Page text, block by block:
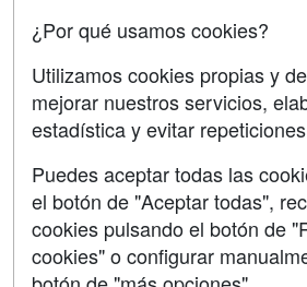
Copyleft
Grupo formazion:
¿Por qué usamos cookies?
Utilizamos cookies propias y
mejorar nuestros servicios,
estadística y evitar
Puedes aceptar todas las
el botón de "Aceptar todas",
cookies pulsando el botón de
cookies" o configurar